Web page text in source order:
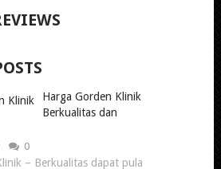
Harga Gorden Klinik
Berkualitas dan
0
– Berkualitas dapat pula